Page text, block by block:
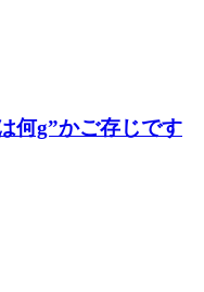
何g”かご存じです